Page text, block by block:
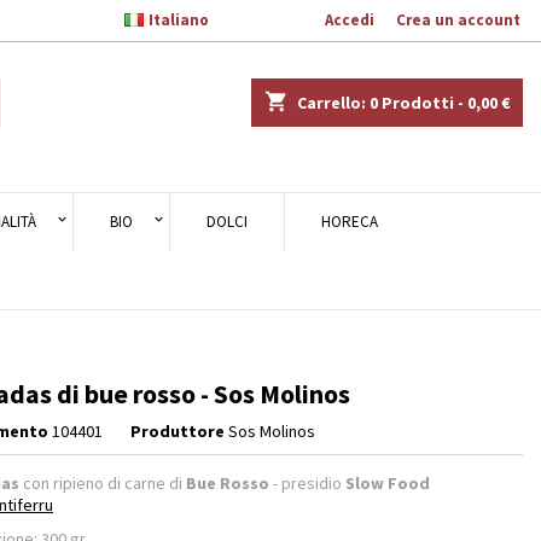
Accedi Crea un account
Italiano
shopping_cart Carrello: 0 Prodotti - 0,00 €
BIO DOLCI HORECA
di bue rosso - Sos Molinos
104401 Produttore Sos Molinos
con ripieno di carne di Bue Rosso - presidio Slow Food